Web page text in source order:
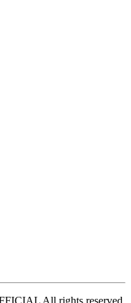
All rights reserved.